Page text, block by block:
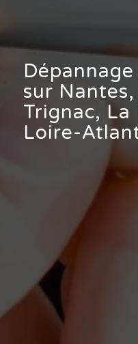
sur
Trignac, La
Loire-